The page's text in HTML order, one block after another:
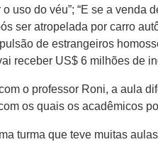
uso do véu”; “E se a venda
ser atropelada por carro
de estrangeiros
receber US$ 6 milhões de
o professor Roni, a aula
os quais os acadêmicos
turma que teve muitas